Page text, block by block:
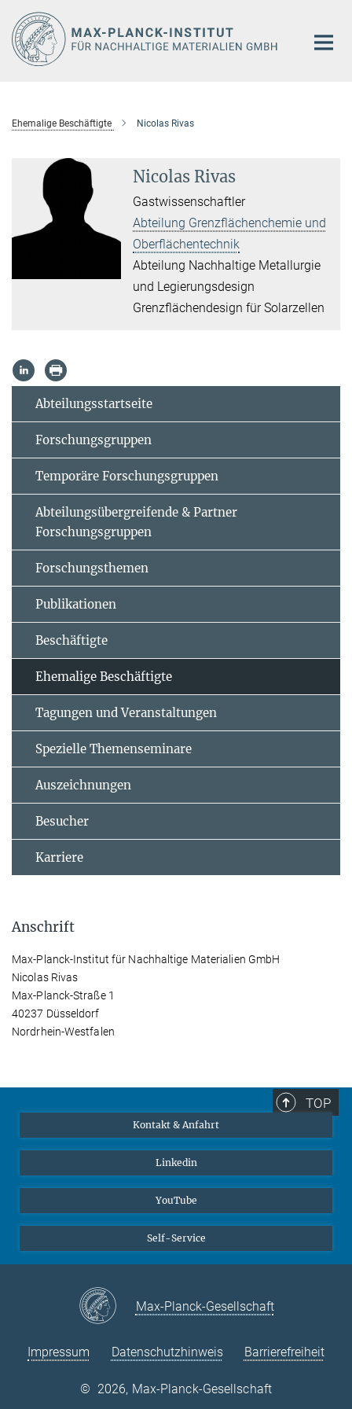
Hauptinhalt
Ehemalige Beschäftigte Nicolas Rivas
Nicolas Rivas
Gastwissenschaftler
Abteilung Grenzflächenchemie und
Oberflächentechnik
Abteilung Nachhaltige Metallurgie
und Legierungsdesign
Grenzflächendesign für Solarzellen
Abteilungsstartseite
Forschungsgruppen
Temporäre Forschungsgruppen
Abteilungsübergreifende & Partner
Forschungsgruppen
Forschungsthemen
Publikationen
Beschäftigte
Ehemalige Beschäftigte
Tagungen und Veranstaltungen
Spezielle Themenseminare
Auszeichnungen
Besucher
Karriere
Anschrift
Max-Planck-Institut für Nachhaltige Materialien GmbH
Nicolas Rivas
Max-Planck-Straße 1
40237 Düsseldorf
Nordrhein-Westfalen
TOP
Kontakt & Anfahrt
Linkedin
YouTube
Self-Service
Max-Planck-Gesellschaft
Impressum Datenschutzhinweis Barrierefreiheit
© 2026, Max-Planck-Gesellschaft